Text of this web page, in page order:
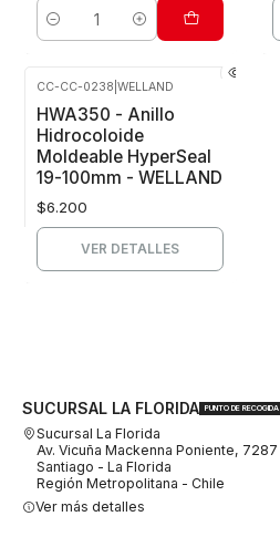
Cantidad
CC-CC-0238 WELLAND
HWA350 - Anillo
Hidrocoloide
Moldeable HyperSeal
19-100mm - WELLAND
$6.200
VER DETALLES
SUCURSAL LA FLORIDA PUNTO DE RECOGIDA
Sucursal La Florida
Av. Vicuña Mackenna Poniente, 7287
Santiago - La Florida
Región Metropolitana - Chile
Ver más detalles